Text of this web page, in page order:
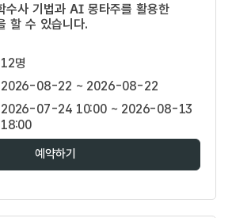
수사 기법과 AI 몽타주를 활용한
할 수 있습니다.
12명
2026-08-22 ~ 2026-08-22
2026-07-24 10:00 ~ 2026-08-13
18:00
예약하기